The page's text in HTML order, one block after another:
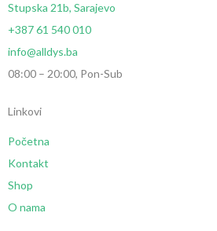
Stupska 21b, Sarajevo
+387 61 540 010
info@alldys.ba
08:00 – 20:00, Pon-Sub
Linkovi
Početna
Kontakt
Shop
O nama